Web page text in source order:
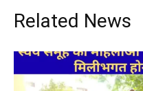
Related News